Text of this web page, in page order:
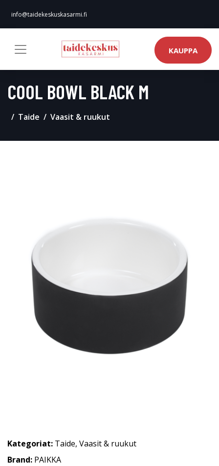
info@taidekeskuskasarmi.fi
KAUPPA
COOL BOWL BLACK M
Taide Vaasit & ruukut
Kategoriat: Taide, Vaasit & ruukut
Brand: PAIKKA